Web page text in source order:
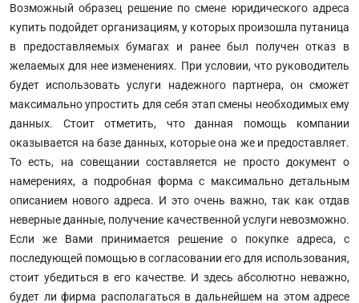
Возможный образец решение по смене юридического адреса
купить подойдет организациям, у которых произошла путаница
в предоставляемых бумагах и ранее был получен отказ в
желаемых для нее изменениях. При условии, что руководитель
будет использовать услуги надежного партнера, он сможет
максимально упростить для себя этап смены необходимых ему
данных. Стоит отметить, что данная помощь компании
оказывается на базе данных, которые она же и предоставляет.
То есть, на совещании составляется не просто документ о
намерениях, а подробная форма с максимально детальным
описанием нового адреса. И это очень важно, так как отдав
неверные данные, получение качественной услуги невозможно.
Если же Вами принимается решение о покупке адреса, с
последующей помощью в согласовании его для использования,
стоит убедиться в его качестве. И здесь абсолютно неважно,
будет ли фирма располагаться в дальнейшем на этом адресе